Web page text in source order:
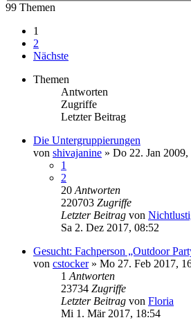
99 Themen
1
2
Nächste
Themen
Antworten
Zugriffe
Letzter Beitrag
Die Untergruppierungen
von shivajanine » Do 22. Jan 2009,
1
2
20 Antworten
220703 Zugriffe
Letzter Beitrag von
Sa 2. Dez 2017, 08:52
Gesucht: Fachperson „Outdoor
von cstocker» Mo 27. Feb 2017,
1 Antworten
23734 Zugriffe
Letzter Beitrag von Floria
Mi 1. Mär 2017, 18:54